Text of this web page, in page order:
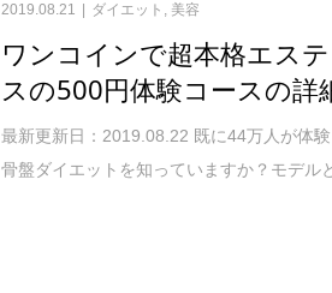
2019.08.21 ダイエット , 美容
ワンコインで超本格エス
スの500円体験コースの詳
最新更新日：2019.08.22 既に44万人が体
骨盤ダイエットを知っていますか？モデル